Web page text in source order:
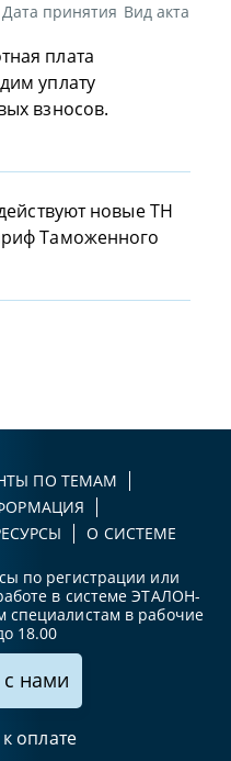
Дата принятия Вид акта
плата
уплату
взносов.
новые ТН
Таможенного
ПО ТЕМАМ
О СИСТЕМЕ
по регистрации или
в системе ЭТАЛОН-
специалистам в рабочие
18.00
с нами
оплате